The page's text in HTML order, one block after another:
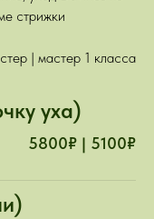
стрижки
| мастер 1 класса
уха)
5800₽ | 5100₽